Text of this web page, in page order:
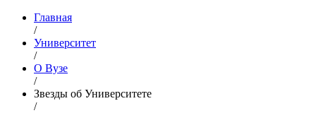
Главная
/
Университет
/
О Вузе
/
Звезды об Университете
/